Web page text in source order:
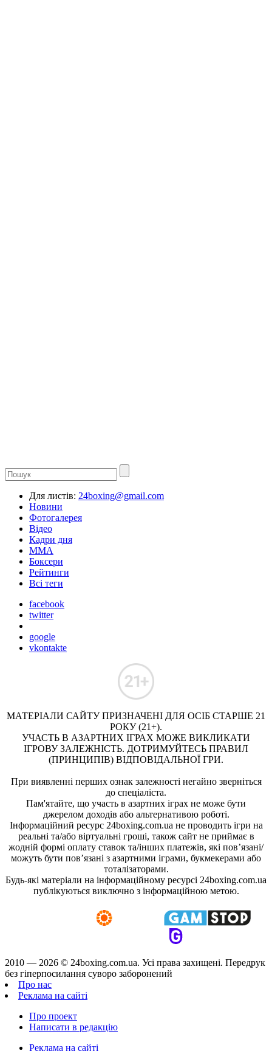
Для листів: 24boxing@gmail.com
Новини
Фотогалерея
Відео
Кадри дня
ММА
Боксери
Рейтинги
Всі теги
facebook
twitter
google
vkontakte
МАТЕРІАЛИ САЙТУ ПРИЗНАЧЕНІ ДЛЯ ОСІБ СТАРШЕ 21
РОКУ (21+).
УЧАСТЬ В АЗАРТНИХ ІГРАХ МОЖЕ ВИКЛИКАТИ
ІГРОВУ ЗАЛЕЖНІСТЬ. ДОТРИМУЙТЕСЬ ПРАВИЛ
(ПРИНЦИПІВ) ВІДПОВІДАЛЬНОЇ ГРИ.
При виявленні перших ознак залежності негайно зверніться
до спеціаліста.
Пам'ятайте, що участь в азартних іграх не може бути
джерелом доходів або альтернативою роботі.
Інформаційний ресурс 24boxing.com.ua не проводить ігри на
реальні та/або віртуальні гроші, також сайт не приймає в
жодній формі оплату ставок та/інших платежів, які пов’язані/
можуть бути пов’язані з азартними іграми, букмекерами або
тоталізаторами.
Будь-які матеріали на інформаційному ресурсі 24boxing.com.ua
публікуються виключно з інформаційною метою.
2010 — 2026 © 24boxing.com.ua. Усi права захищенi. Передрук
без гіперпосилання суворо заборонений
Про нас
Реклама на сайті
Про проект
Написати в редакцію
Реклама на сайті